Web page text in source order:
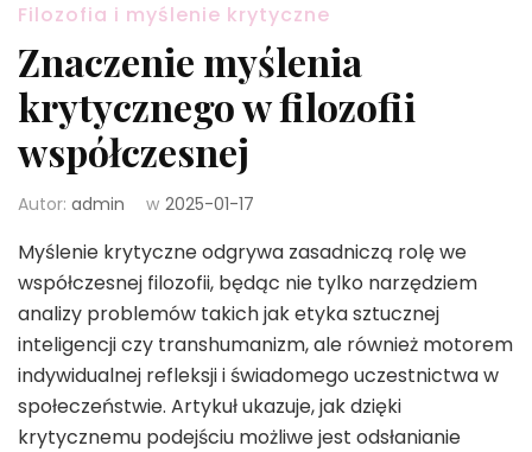
Filozofia i myślenie krytyczne
Znaczenie myślenia
krytycznego w filozofii
współczesnej
Autor: admin w 2025-01-17
Myślenie krytyczne odgrywa zasadniczą rolę we
współczesnej filozofii, będąc nie tylko narzędziem
analizy problemów takich jak etyka sztucznej
inteligencji czy transhumanizm, ale również motorem
indywidualnej refleksji i świadomego uczestnictwa w
społeczeństwie. Artykuł ukazuje, jak dzięki
krytycznemu podejściu możliwe jest odsłanianie